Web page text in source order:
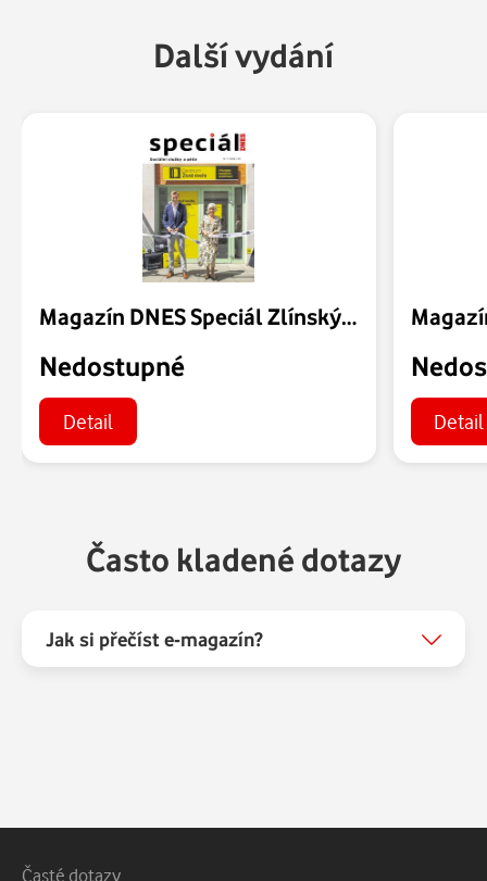
Další vydání
Magazín DNES Speciál Zlínský - 31.07.2026
Nedostupné
Detail Detail
Často kladené dotazy
Jak si přečíst e-magazín?
Vedlejší navigace
Časté dotazy